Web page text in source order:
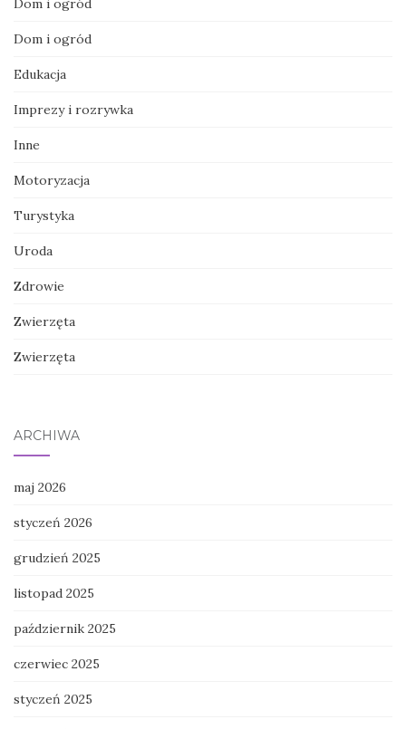
Dom i ogród
Dom i ogród
Edukacja
Imprezy i rozrywka
Inne
Motoryzacja
Turystyka
Uroda
Zdrowie
Zwierzęta
Zwierzęta
ARCHIWA
maj 2026
styczeń 2026
grudzień 2025
listopad 2025
październik 2025
czerwiec 2025
styczeń 2025